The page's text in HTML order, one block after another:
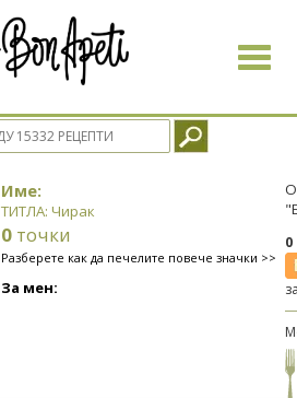
Toggle
Име:
ТИТЛА: Чирак
0 точки
Разберете как да печелите повече значки >>
За мен: